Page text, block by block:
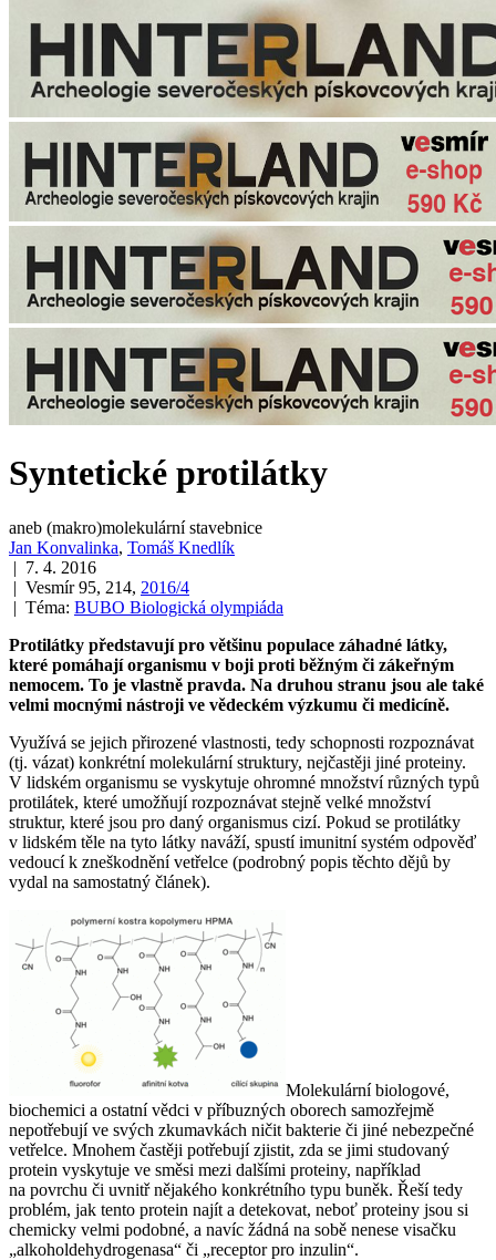
Syntetické protilátky
aneb (makro)molekulární stavebnice
Jan Konvalinka, Tomáš Knedlík
| 7. 4. 2016
| Vesmír 95, 214, 2016/4
| Téma: BUBO Biologická olympiáda
Protilátky představují pro většinu populace záhadné látky,
které pomáhají organismu v boji proti běžným či zákeřným
nemocem. To je vlastně pravda. Na druhou stranu jsou ale také
velmi mocnými nástroji ve vědeckém výzkumu či medicíně.
Využívá se jejich přirozené vlastnosti, tedy schopnosti rozpoznávat
(tj. vázat) konkrétní molekulární struktury, nejčastěji jiné proteiny.
V lidském organismu se vyskytuje ohromné množství různých typů
protilátek, které umožňují rozpoznávat stejně velké množství
struktur, které jsou pro daný organismus cizí. Pokud se protilátky
v lidském těle na tyto látky naváží, spustí imunitní systém odpověď
vedoucí k zneškodnění vetřelce (podrobný popis těchto dějů by
vydal na samostatný článek).
Molekulární biologové,
biochemici a ostatní vědci v příbuzných oborech samozřejmě
nepotřebují ve svých zkumavkách ničit bakterie či jiné nebezpečné
vetřelce. Mnohem častěji potřebují zjistit, zda se jimi studovaný
protein vyskytuje ve směsi mezi dalšími proteiny, například
na povrchu či uvnitř nějakého konkrétního typu buněk. Řeší tedy
problém, jak tento protein najít a detekovat, neboť proteiny jsou si
chemicky velmi podobné, a navíc žádná na sobě nenese visačku
„alkoholdehydrogenasa“ či „receptor pro inzulin“.